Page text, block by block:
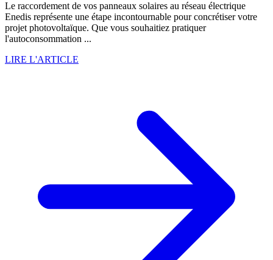
Le raccordement de vos panneaux solaires au réseau électrique
Enedis représente une étape incontournable pour concrétiser votre
projet photovoltaïque. Que vous souhaitiez pratiquer
l'autoconsommation ...
LIRE L'ARTICLE